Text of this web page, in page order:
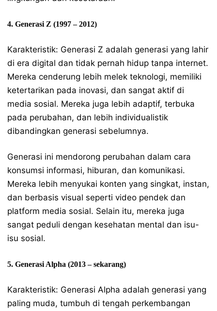
4. Generasi Z (1997 – 2012)
Karakteristik: Generasi Z adalah generasi yang lahir
di era digital dan tidak pernah hidup tanpa internet.
Mereka cenderung lebih melek teknologi, memiliki
ketertarikan pada inovasi, dan sangat aktif di
media sosial. Mereka juga lebih adaptif, terbuka
pada perubahan, dan lebih individualistik
dibandingkan generasi sebelumnya.
Generasi ini mendorong perubahan dalam cara
konsumsi informasi, hiburan, dan komunikasi.
Mereka lebih menyukai konten yang singkat, instan,
dan berbasis visual seperti video pendek dan
platform media sosial. Selain itu, mereka juga
sangat peduli dengan kesehatan mental dan isu-
isu sosial.
5. Generasi Alpha (2013 – sekarang)
Karakteristik: Generasi Alpha adalah generasi yang
paling muda, tumbuh di tengah perkembangan